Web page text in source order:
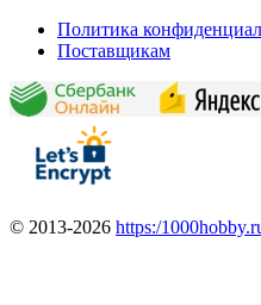
Политика
Поставщикам
© 2013-2026 https:/